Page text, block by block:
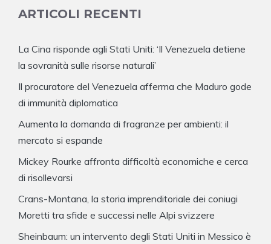
ARTICOLI RECENTI
La Cina risponde agli Stati Uniti: ‘Il Venezuela detiene
la sovranità sulle risorse naturali’
Il procuratore del Venezuela afferma che Maduro gode
di immunità diplomatica
Aumenta la domanda di fragranze per ambienti: il
mercato si espande
Mickey Rourke affronta difficoltà economiche e cerca
di risollevarsi
Crans-Montana, la storia imprenditoriale dei coniugi
Moretti tra sfide e successi nelle Alpi svizzere
Sheinbaum: un intervento degli Stati Uniti in Messico è